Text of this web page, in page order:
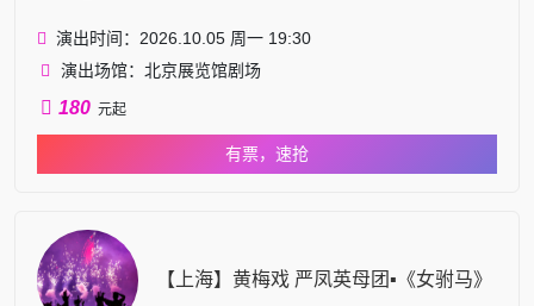
演出时间：2026.10.05 周一 19:30
演出场馆：北京展览馆剧场
180 元起
有票，速抢
【上海】黄梅戏 严凤英母团▪《女驸马》